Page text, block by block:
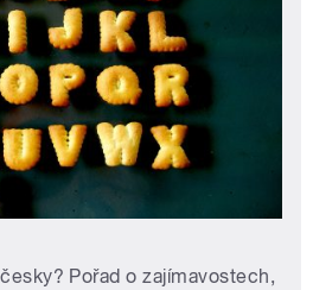
Pořad o zajímavostech,